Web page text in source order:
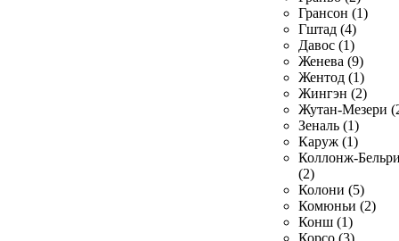
Грансон (1)
Гштад (4)
Давос (1)
Женева (9)
Жентод (1)
Жингэн (2)
Жутан-Мезери
Зеналь (1)
Каруж (1)
Коллонж-
(2)
Колони (5)
Комюньи (2)
Конш (1)
Корсо (3)